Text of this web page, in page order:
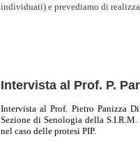
individuati) e prevediamo di
Intervista al Prof. P.
Intervista al Prof. Pietro Panizza
Sezione di Senologia della
nel caso delle protesi PIP.